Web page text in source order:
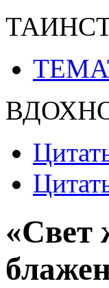
«Свет